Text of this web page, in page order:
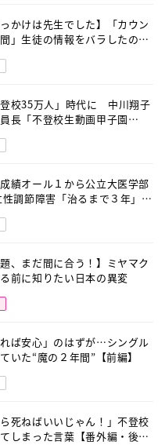
っかけは先生でした】「カウン
」生徒の情報をバラしたの
校35万人」時代に 中川翔子
長「不登校生動画甲子園
成績オール１から公立大医学部
調節障害「治るまで３年」の
題、まだ間に合う！】ミヤマク
前に知りたい日本の異変
れば安心」のはずが…シングル
いた“魔の２年間”【前編】
ら死ねばいいじゃん！」不登校
しまった言葉【番外編・後